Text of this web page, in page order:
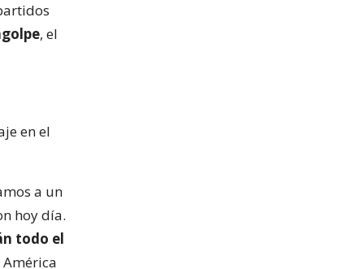
, el
en el
a un
hoy día.
todo el